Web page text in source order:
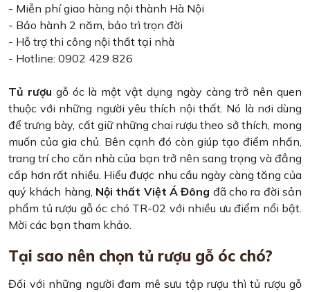
- Miễn phí giao hàng nội thành Hà Nội
- Bảo hành 2 năm, bảo trì trọn đời
- Hỗ trợ thi công nội thất tại nhà
- Hotline: 0902 429 826
Tủ rượu gỗ óc là một vật dụng ngày càng trở nên quen
thuộc với những người yêu thích nội thất. Nó là nơi dùng
để trưng bày, cất giữ những chai rượu theo sở thích, mong
muốn của gia chủ. Bên cạnh đó còn giúp tạo điểm nhấn,
trang trí cho căn nhà của bạn trở nên sang trọng và đẳng
cấp hơn rất nhiều. Hiểu được nhu cầu ngày càng tăng của
quý khách hàng, Nội thất Việt Á Đông đã cho ra đời sản
phẩm tủ rượu gỗ óc chó TR-02 với nhiều ưu điểm nổi bật.
Mời các bạn tham khảo.
Tại sao nên chọn tủ rượu gỗ óc chó?
Đối với những người đam mê sưu tập rượu thì tủ rượu gỗ